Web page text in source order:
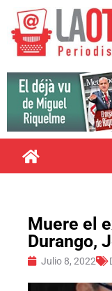
Muere el
Durango,
Julio 8, 2022